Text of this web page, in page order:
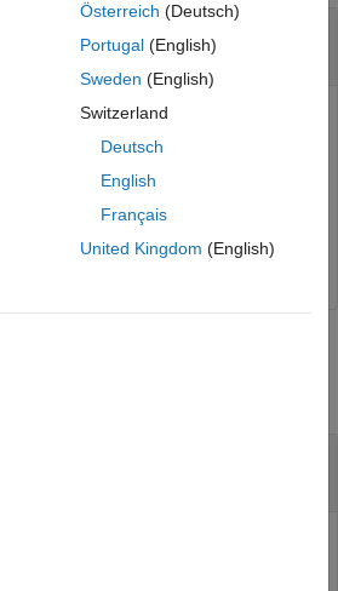
with PWM Functionality for an
as an object that is an internal
within classes that derive from
Österreich (Deutsch)
Portugal(English)
Sweden (English)
Switzerland
Deutsch
English
Français
United Kingdom (English)